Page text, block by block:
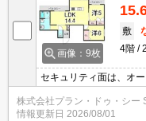
画像：9枚
敷
4階
セキュリティ面は、オ
いるので安全面でも優
を直接受け取れないと
できます。室内設備は
株式会社プラン・ドゥ・シー
情報更新日 2026/08/01